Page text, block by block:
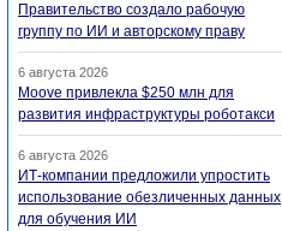
Правительство создало рабочую
группу по ИИ и авторскому праву
6 августа 2026
Moove привлекла $250 млн для
развития инфраструктуры роботакси
6 августа 2026
ИТ-компании предложили упростить
использование обезличенных данных
для обучения ИИ